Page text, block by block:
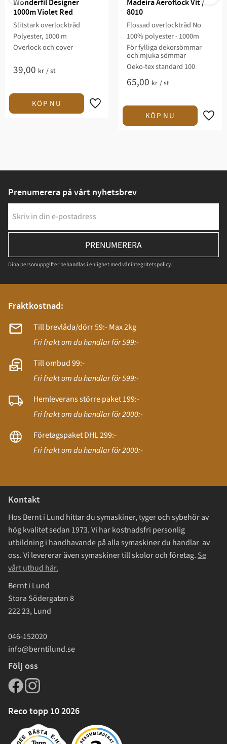
Wonderfil Designer
1000m Violet Red
Slitstark overlocktråd
Polyester, 1000 m
Overlock och cover
39,00 kr /st
Madeira Aeroflock Vit /
8010
Flossad overlocktråd No
100% polyester - 1000m
För fylliga dekorsömmar
och mjuka sömmar
Oeko-tex standard 100
65,00 kr /st
Prenumerera på vårt nyhetsbrev
PRENUMERERA
Dina personuppgifter behandlas i enlighet med vår integritetspolicy.
Fraktkostnad:
Till brevlåda/dörr 59:- Max 2kg
Fri frakt om du handlar för 599:-
Till ombud 99:-
Fri frakt om du handlar för 599:-
Hemleverans större paket 199:-
Fri frakt om du handlar för 2000:-
Företagspaket DHL 299:-
Fri frakt om du handlar för 2000:-
Kontakt
Hos Bernt i Lund hittar du symaskiner, tyger och sybehör av
hög kvalitet sedan 1973. Vi har kostnadsfri personlig
utbildning i handhavande på alla symaskiner du handlar av
oss. Vi levererar även symaskiner till skolor och företag. Se
vårt utbud här.
Bernt i Lund
Stora Södergatan 8
222 23, Lund
046-152020
info@berntilund.se
Följ oss
Reco topp 10 2026